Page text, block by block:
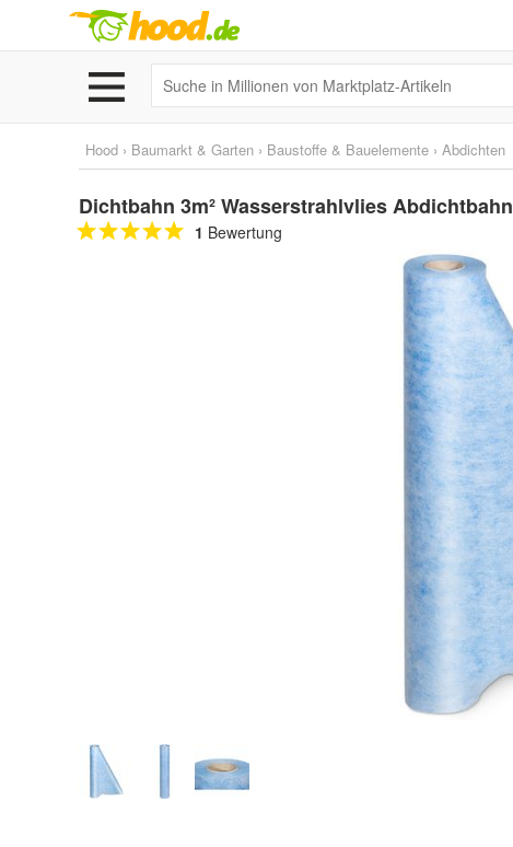
Hood › Baumarkt & Garten › Baustoffe & Bauelemente › Abdichten
Dichtbahn 3m² Wasserstrahlvlies
1 Bewertung